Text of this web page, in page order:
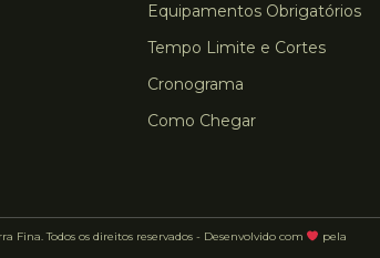
Equipamentos Obrigatórios
Tempo Limite e Cortes
Cronograma
Como Chegar
Fina. Todos os direitos reservados - Desenvolvido com pela